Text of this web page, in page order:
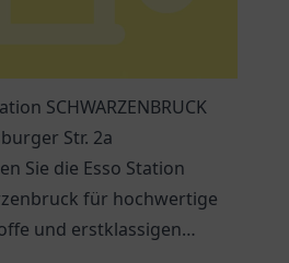
SCHWARZENBRUCK
Str. 2a
Sie die Esso Station
für hochwertige
und erstklassigen